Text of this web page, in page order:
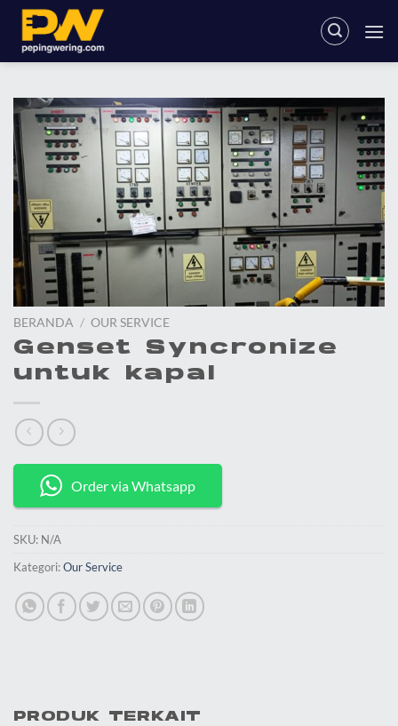
Skip
content
BERANDA / OUR SERVICE
Genset Syncronize
untuk kapal
Order via Whatsapp
SKU: N/A
Kategori:Our Service
PRODUK TERKAIT